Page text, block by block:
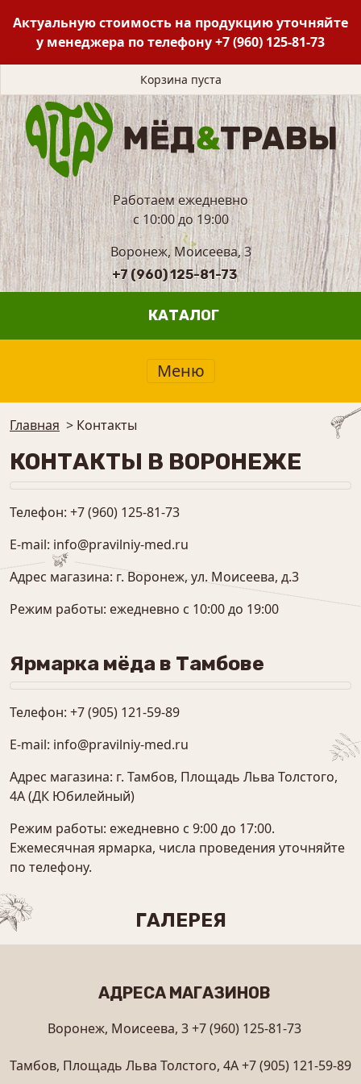
Актуальную стоимость на продукцию уточняйте
у менеджера по телефону+7 (960) 125-81-73
Корзина пуста
Работаем ежедневно
с 10:00 до 19:00
Воронеж, Моисеева, 3
+7 (960) 125-81-73
КАТАЛОГ
Меню
Главная > Контакты
КОНТАКТЫ В ВОРОНЕЖЕ
Телефон: +7 (960) 125-81-73
E-mail: info@pravilniy-med.ru
Адрес магазина: г. Воронеж, ул. Моисеева, д.3
Режим работы: ежедневно с 10:00 до 19:00
Ярмарка мёда в Тамбове
Телефон: +7 (905) 121-59-89
E-mail: info@pravilniy-med.ru
Адрес магазина: г. Тамбов, Площадь Льва Толстого,
4А (ДК Юбилейный)
Режим работы: ежедневно с 9:00 до 17:00.
Ежемесячная ярмарка, числа проведения уточняйте
по телефону.
ГАЛЕРЕЯ
АДРЕСА МАГАЗИНОВ
Воронеж, Моисеева, 3+7 (960) 125-81-73
Тамбов, Площадь Льва Толстого, 4А+7 (905) 121-59-89